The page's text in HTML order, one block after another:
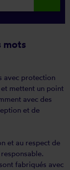
mots
avec protection
mettent un point
avec des
et de
et au respect de
fabriqués avec